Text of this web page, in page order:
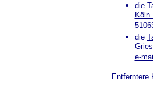
die
Köln
die
e-
Entferntere